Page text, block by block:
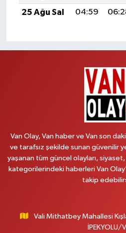
25 Ağu Sal
04:59
Van Olay, Van haber ve Van son
ve tarafsız şekilde sunan güvenilir
yaşanan tüm güncel olayları,
kategorilerindeki haberleri Van
takip
Vali Mithatbey Mahallesi
İPEKYOLU/